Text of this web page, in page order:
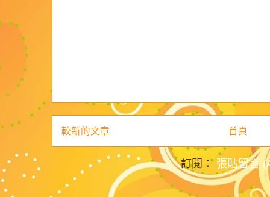
較新的文章 首頁
訂閱： 張貼留言